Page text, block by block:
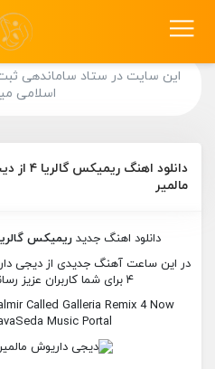
این سایت در ستاد ساماندهی
اسلامی
دانلود
مالمیر
دانلود اهنگ جدیدریمیکس گالریا
در این ساعت آهنگ جدیدی از دیجی
۴ برای شما کاربران عزیز رسانه نوا صدا آماده کردیم
Called Galleria Remix 4 Now
Music Portal